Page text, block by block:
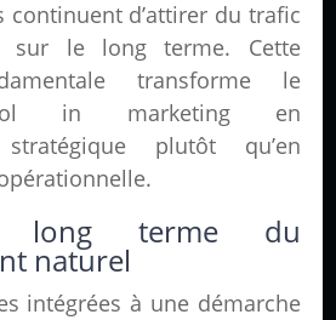
continuent d’attirer du trafic
sur le long terme. Cette
transforme le
in marketing en
stratégique plutôt qu’en
long terme du
naturel
intégrées à une démarche